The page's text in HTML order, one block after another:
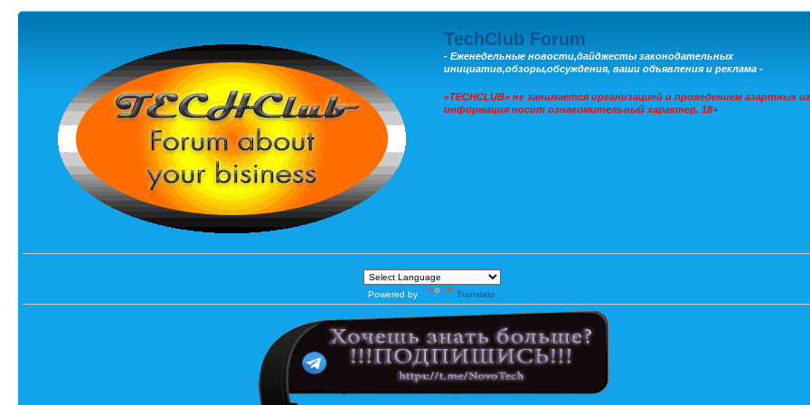
TechClub Forum
- Еженедельные новости,дайджесты законодательных
инициатив,обзоры,обсуждения, ваши объявления и реклама -
«TECHCLUB» не занимается организацией и проведением азартных
информация носит ознакомительный характер. 18+
Powered by Translate